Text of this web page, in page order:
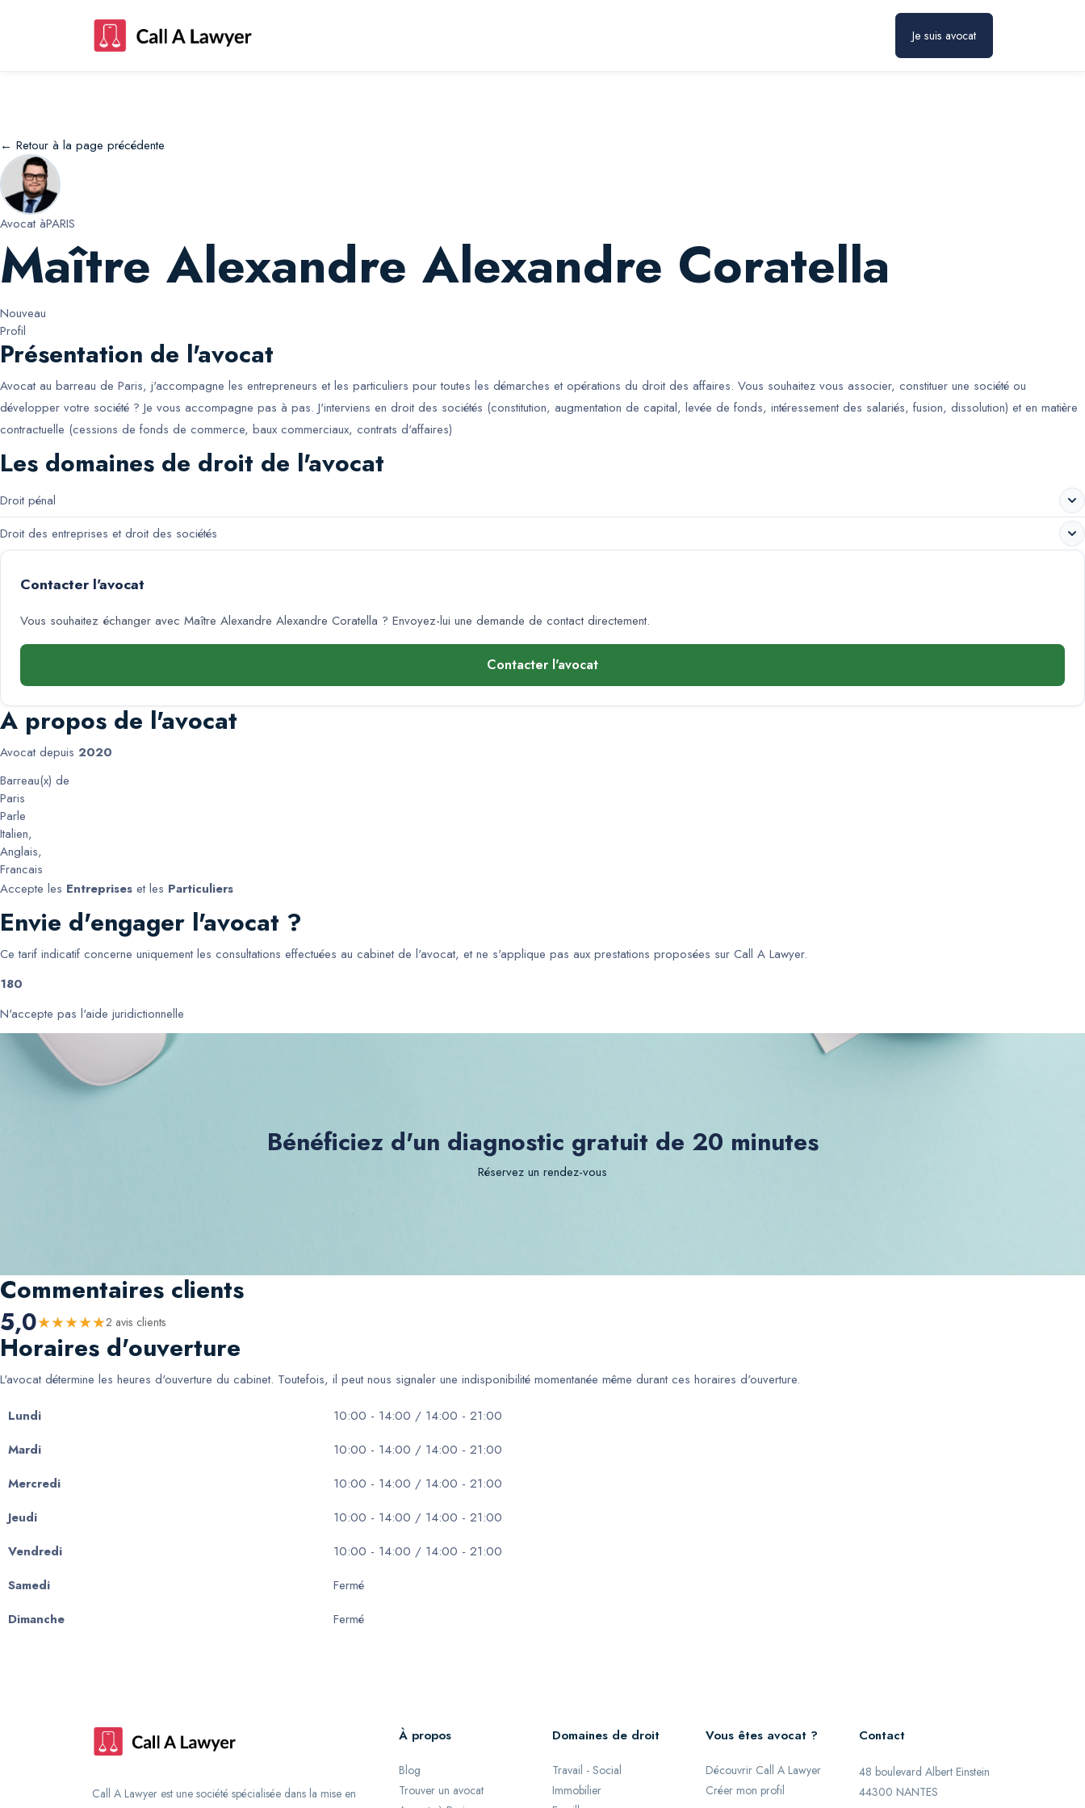
Je suis avocat
← Retour à la page précédente
Avocat àPARIS
Maître Alexandre Alexandre Coratella
Nouveau
Profil
Présentation de l'avocat
Avocat au barreau de Paris, j'accompagne les entrepreneurs et les particuliers pour toutes les démarches et opérations du droit des affaires. Vous souhaitez vous associer, constituer une société ou
développer votre société ? Je vous accompagne pas à pas. J'interviens en droit des sociétés (constitution, augmentation de capital, levée de fonds, intéressement des salariés, fusion, dissolution) et en matière
contractuelle (cessions de fonds de commerce, baux commerciaux, contrats d'affaires)
Les domaines de droit de l'avocat
Droit pénal
Droit des entreprises et droit des sociétés
Contacter l'avocat
Vous souhaitez échanger avec Maître Alexandre Alexandre Coratella ? Envoyez-lui une demande de contact directement.
Contacter l'avocat
A propos de l'avocat
Avocat depuis 2020
Barreau(x) de
Paris
Parle
Italien,
Anglais,
Francais
Accepte les Entreprises et les Particuliers
Envie d'engager l'avocat ?
Ce tarif indicatif concerne uniquement les consultations effectuées au cabinet de l'avocat, et ne s'applique pas aux prestations proposées sur Call A Lawyer.
180
N'accepte pas l'aide juridictionnelle
Bénéficiez d'un diagnostic gratuit de 20 minutes
Réservez un rendez-vous
Commentaires clients
5,0★★★★★2 avis clients
Horaires d'ouverture
L'avocat détermine les heures d'ouverture du cabinet. Toutefois, il peut nous signaler une indisponibilité momentanée même durant ces horaires d'ouverture.
Lundi
10:00 - 14:00 / 14:00 - 21:00
Mardi
10:00 - 14:00 / 14:00 - 21:00
Mercredi
10:00 - 14:00 / 14:00 - 21:00
Jeudi
10:00 - 14:00 / 14:00 - 21:00
Vendredi
10:00 - 14:00 / 14:00 - 21:00
Samedi
Fermé
Dimanche
Fermé
Call A Lawyer est une société spécialisée dans la mise en
À propos
Blog
Trouver un avocat
Domaines de droit
Travail - Social
Immobilier
Vous êtes avocat ?
Découvrir Call A Lawyer
Créer mon profil
Contact
48 boulevard Albert Einstein
44300 NANTES